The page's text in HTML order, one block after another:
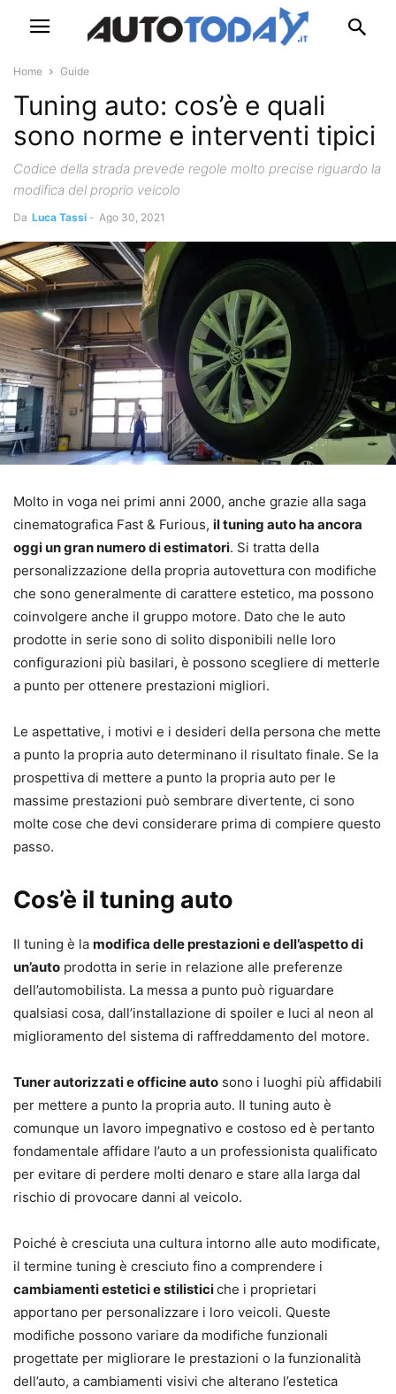
Home Guide
Tuning auto: cos’è e quali
sono norme e interventi tipici
Codice della strada prevede regole molto precise riguardo la
modifica del proprio veicolo
Da Luca Tassi - Ago 30, 2021
Molto in voga nei primi anni 2000, anche grazie alla saga
cinematografica Fast & Furious, il tuning auto ha ancora
oggi un gran numero di estimatori. Si tratta della
personalizzazione della propria autovettura con modifiche
che sono generalmente di carattere estetico, ma possono
coinvolgere anche il gruppo motore. Dato che le auto
prodotte in serie sono di solito disponibili nelle loro
configurazioni più basilari, è possono scegliere di metterle
a punto per ottenere prestazioni migliori.
Le aspettative, i motivi e i desideri della persona che mette
a punto la propria auto determinano il risultato finale. Se la
prospettiva di mettere a punto la propria auto per le
massime prestazioni può sembrare divertente, ci sono
molte cose che devi considerare prima di compiere questo
passo.
Cos’è il tuning auto
Il tuning è la modifica delle prestazioni e dell’aspetto di
un’auto prodotta in serie in relazione alle preferenze
dell’automobilista. La messa a punto può riguardare
qualsiasi cosa, dall’installazione di spoiler e luci al neon al
miglioramento del sistema di raffreddamento del motore.
Tuner autorizzati e officine auto sono i luoghi più affidabili
per mettere a punto la propria auto. Il tuning auto è
comunque un lavoro impegnativo e costoso ed è pertanto
fondamentale affidare l’auto a un professionista qualificato
per evitare di perdere molti denaro e stare alla larga dal
rischio di provocare danni al veicolo.
Poiché è cresciuta una cultura intorno alle auto modificate,
il termine tuning è cresciuto fino a comprendere i
cambiamenti estetici e stilisticiche i proprietari
apportano per personalizzare i loro veicoli. Queste
modifiche possono variare da modifiche funzionali
progettate per migliorare le prestazioni o la funzionalità
dell’auto, a cambiamenti visivi che alterano l’estetica